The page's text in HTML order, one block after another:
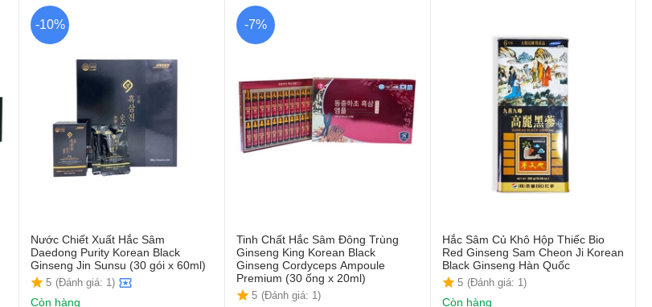
-10%
Nước Chiết Xuất Hắc Sâm
Daedong Purity Korean Black
Ginseng Jin Sunsu (30 gói x 60ml)
5 (Đánh giá: 1)
Còn hàng
-7%
Tinh Chất Hắc Sâm Đông Trùng
Ginseng King Korean Black
Ginseng Cordyceps Ampoule
Premium (30 ống x 20ml)
5 (Đánh giá: 1)
Hắc Sâm Củ Khô Hộp Thiếc Bio
Red Ginseng Sam Cheon Ji Korean
Black Ginseng Hàn Quốc
5 (Đánh giá: 1)
Còn hàng